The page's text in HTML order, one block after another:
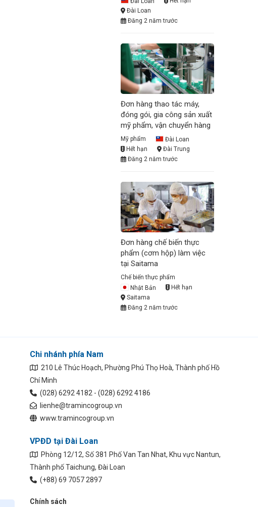
Đài Loan
Đăng 2 năm trước
Đơn hàng thao tác máy,
đóng gói, gia công sản xuất
mỹ phẩm, vận chuyển hàng
Mỹ phẩm
Đài Loan
Hết hạn
Đài Trung
Đăng 2 năm trước
Đơn hàng chế biến thực
phẩm (cơm hộp) làm việc
tại Saitama
Chế biến thực phẩm
Nhật Bản
Hết hạn
Saitama
Đăng 2 năm trước
Chi nhánh phía Nam
210 Lê Thúc Hoạch, Phường Phú Thọ Hoà, Thành phố Hồ
Chí Minh
(028) 6292 4182 - (028) 6292 4186
lienhe@tramincogroup.vn
www.tramincogroup.vn
VPĐD tại Đài Loan
Phòng 12/12, Số 381 Phố Van Tan Nhat, Khu vực Nantun,
Thành phố Taichung, Đài Loan
(+88) 69 7057 2897
Chính sách